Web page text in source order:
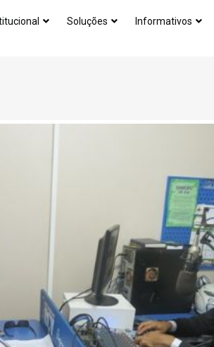
Soluções Informativos